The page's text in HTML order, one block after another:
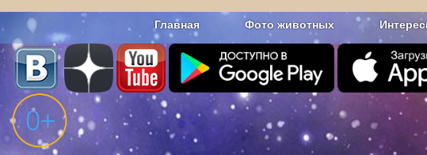
Главная Фото животных
Наши приложения. Бесплатно и без рекламы